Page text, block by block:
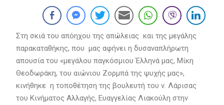
Στη σκιά του απόηχου της απώλειας και της μεγάλης
παρακαταθήκης, που μας αφήνει η δυσαναπλήρωτη
απουσία του «μεγάλου παγκόσμιου Έλληνά μας, Μίκη
Θεοδωράκη, του αιώνιου Ζορμπά της ψυχής μας»,
κινήθηκε η τοποθέτηση της βουλευτή του ν. Λάρισας
του Κινήματος Αλλαγής, Ευαγγελίας Λιακούλη στην